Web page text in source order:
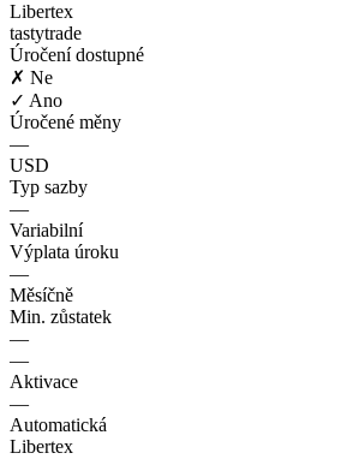
Libertex
tastytrade
Úročení dostupné
✗ Ne
✓ Ano
Úročené měny
—
USD
Typ sazby
—
Variabilní
Výplata úroku
—
Měsíčně
Min. zůstatek
—
—
Aktivace
—
Automatická
Libertex